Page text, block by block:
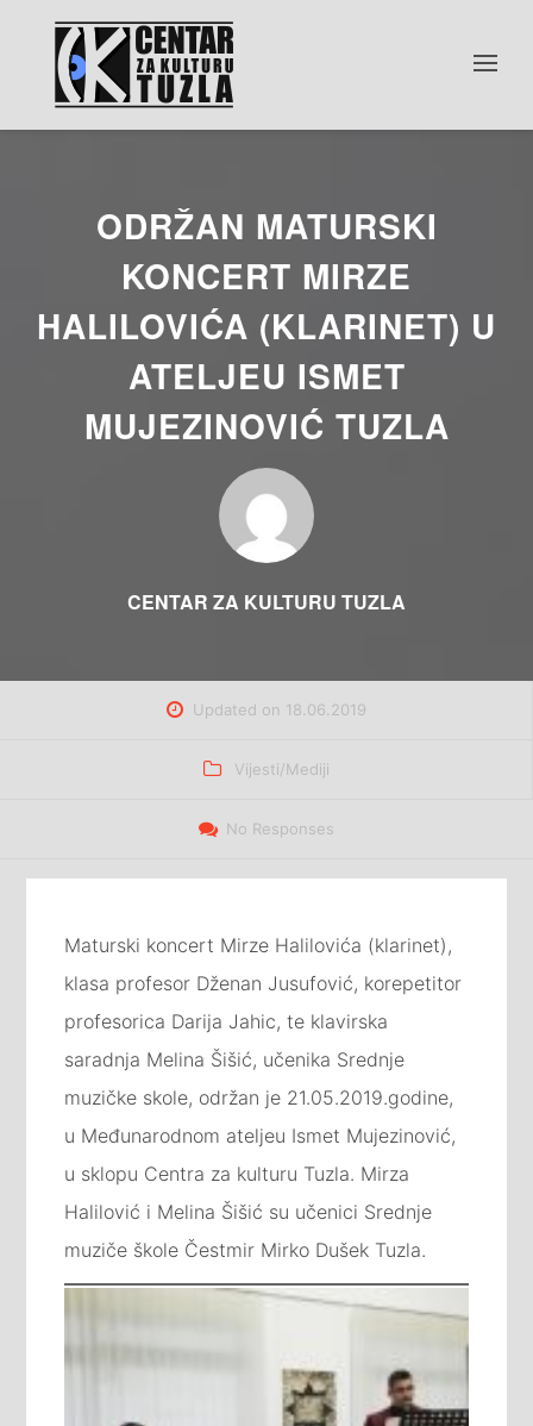
ODRŽAN MATURSKI
KONCERT MIRZE
HALILOVIĆA (KLARINET) U
ATELJEU ISMET
MUJEZINOVIĆ TUZLA
CENTAR ZA KULTURU TUZLA
Updated on 18.06.2019
Categories
Vijesti/Mediji
No Responses
Maturski koncert Mirze Halilovića (klarinet),
klasa profesor Dženan Jusufović, korepetitor
profesorica Darija Jahic, te klavirska
saradnja Melina Šišić, učenika Srednje
muzičke skole, održan je 21.05.2019.godine,
u Međunarodnom ateljeu Ismet Mujezinović,
u sklopu Centra za kulturu Tuzla. Mirza
Halilović i Melina Šišić su učenici Srednje
muziče škole Čestmir Mirko Dušek Tuzla.